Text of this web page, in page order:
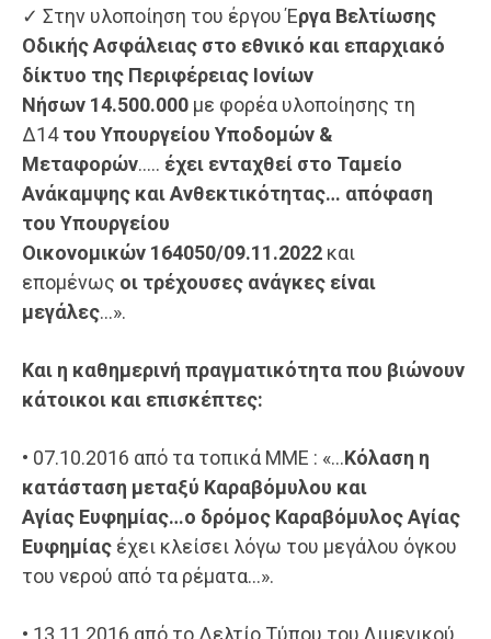
✓ Στην υλοποίηση του έργου Έργα Βελτίωσης
Οδικής Ασφάλειας στο εθνικό και επαρχιακό
δίκτυο της Περιφέρειας Ιονίων
Νήσων 14.500.000 με φορέα υλοποίησης τη
Δ14του Υπουργείου Υποδομών &
Μεταφορών….. έχει ενταχθεί στο Ταμείο
Ανάκαμψης και Ανθεκτικότητας… απόφαση
του Υπουργείου
Οικονομικών 164050/09.11.2022 και
επομένως οι τρέχουσες ανάγκες είναι
μεγάλες…».
Και η καθημερινή πραγματικότητα που βιώνουν
κάτοικοι και επισκέπτες:
• 07.10.2016 από τα τοπικά ΜΜΕ : «…Κόλαση η
κατάσταση μεταξύ Καραβόμυλου και
Αγίας Ευφημίας…ο δρόμος ΚαραβόμυλοςΑγίας
Ευφημίας έχει κλείσει λόγω του μεγάλου όγκου
του νερού από τα ρέματα…».
• 13.11.2016 από το Δελτίο Τύπου του Λιμενικού